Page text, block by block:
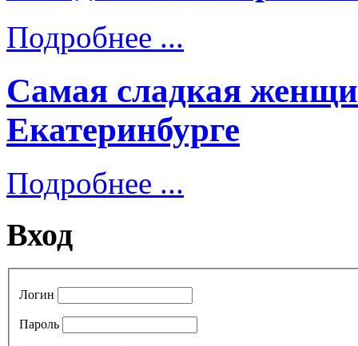
Подробнее ...
Самая сладкая
Екатеринбурге
Подробнее ...
Вход
Логин
Пароль